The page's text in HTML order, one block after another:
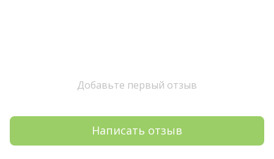
Добавьте первый отзыв
Написать отзыв